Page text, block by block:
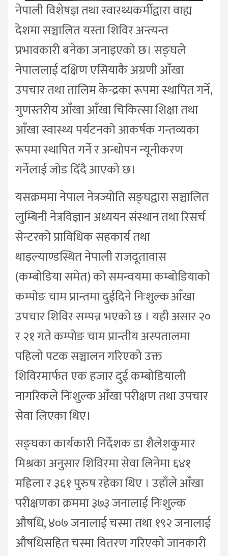
नेपाली विशेषज्ञ तथा स्वास्थ्यकर्मीद्वारा वाह्य
देशमा सञ्चालित यस्ता शिविर अन्त्यन्त
प्रभावकारी बनेका जनाइएको छ। सङ्घले
नेपाललाई दक्षिण एसियाकै अग्रणी आँखा
उपचार तथा तालिम केन्द्रका रूपमा स्थापित गर्ने,
गुणस्तरीय आँखा आँखा चिकित्सा शिक्षा तथा
आँखा स्वास्थ्य पर्यटनको आकर्षक गन्तव्यका
रूपमा स्थापित गर्ने र अन्धोपन न्यूनीकरण
गर्नेलाई जोड दिँदै आएको छ।
यसक्रममा नेपाल नेत्रज्योति सङ्घद्वारा सञ्चालित
लुम्बिनी नेत्रविज्ञान अध्ययन संस्थान तथा रिसर्च
सेन्टरको प्राविधिक सहकार्य तथा
थाइल्याण्डस्थित नेपाली राजदूतावास
(कम्बोडिया समेत) को समन्वयमा कम्बोडियाको
कम्पोङ चाम प्रान्तमा दुईदिने निःशुल्क आँखा
उपचार शिविर सम्पन्न भएको छ । यही असार २०
र २१ गते कम्पोङ चाम प्रान्तीय अस्पतालमा
पहिलो पटक सञ्चालन गरिएको उक्त
शिविरमार्फत एक हजार दुई कम्बोडियाली
नागरिकले निःशुल्क आँखा परीक्षण तथा उपचार
सेवा लिएका थिए।
सङ्घका कार्यकारी निर्देशक डा शैलेशकुमार
मिश्रका अनुसार शिविरमा सेवा लिनेमा ६४१
महिला र ३६१ पुरुष रहेका थिए । उहाँले आँखा
परीक्षणका क्रममा ३७३ जनालाई निःशुल्क
औषधि, ४०७ जनालाई चस्मा तथा १९२ जनालाई
औषधिसहित चस्मा वितरण गरिएको जानकारी